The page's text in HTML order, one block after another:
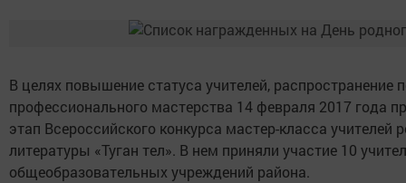
В целях повышение статуса учителей, распространение
профессионального мастерства 14 февраля 2017 года
этап Всероссийского конкурса мастер-класса учителей
литературы «Туган тел». В нем приняли участие 10
общеобразовательных учреждений района.